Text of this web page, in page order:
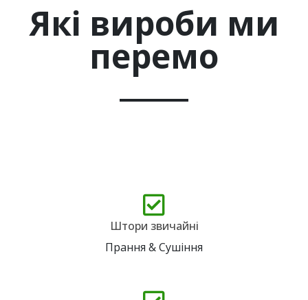
Які вироби ми
перемо
Штори звичайні
Прання & Сушіння